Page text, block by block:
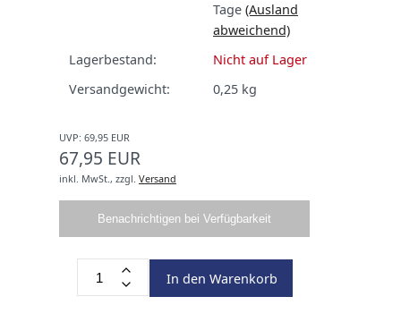
Tage (Ausland
abweichend)
Lagerbestand:
Nicht auf Lager
Versandgewicht:
0,25 kg
UVP: 69,95 EUR
67,95 EUR
inkl. MwSt., zzgl. Versand
Benachrichtigen bei Verfügbarkeit
In den Warenkorb